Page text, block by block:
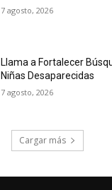
7 agosto, 2026
Llama a Fortalecer
Niñas Desaparecidas
7 agosto, 2026
Cargar más